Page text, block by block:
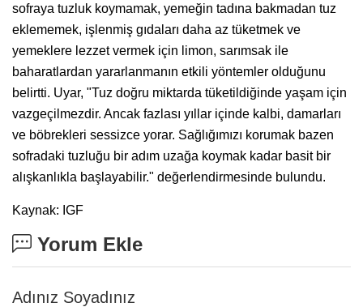
sofraya tuzluk koymamak, yemeğin tadına bakmadan tuz
eklememek, işlenmiş gıdaları daha az tüketmek ve
yemeklere lezzet vermek için limon, sarımsak ile
baharatlardan yararlanmanın etkili yöntemler olduğunu
belirtti. Uyar, "Tuz doğru miktarda tüketildiğinde yaşam için
vazgeçilmezdir. Ancak fazlası yıllar içinde kalbi, damarları
ve böbrekleri sessizce yorar. Sağlığımızı korumak bazen
sofradaki tuzluğu bir adım uzağa koymak kadar basit bir
alışkanlıkla başlayabilir." değerlendirmesinde bulundu.
Kaynak: IGF
Yorum Ekle
Adınız Soyadınız